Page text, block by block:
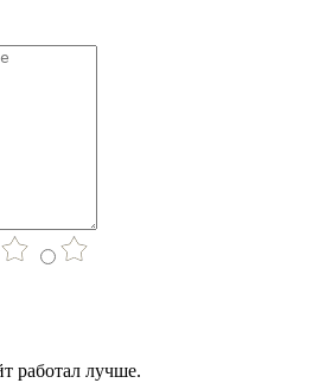
работал лучше.